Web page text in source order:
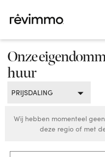
Onze
huur
PRIJSDALING
Wij hebben momenteel
deze regio of met